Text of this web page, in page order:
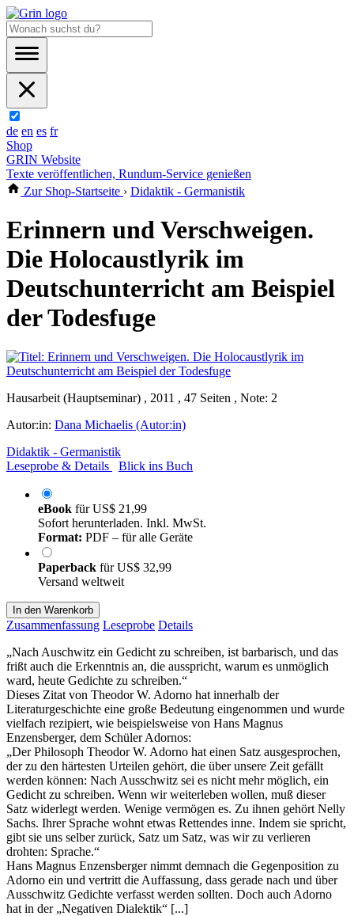
de en es fr
Shop
GRIN Website
Texte veröffentlichen, Rundum-Service genießen
Zur Shop-Startseite › Didaktik - Germanistik
Erinnern und Verschweigen.
Die Holocaustlyrik im
Deutschunterricht am Beispiel
der Todesfuge
Hausarbeit (Hauptseminar) , 2011 , 47 Seiten , Note: 2
Autor:in: Dana Michaelis (Autor:in)
Didaktik - Germanistik
Leseprobe & Details
Blick ins Buch
eBook fürUS$ 21,99
Sofort herunterladen. Inkl. MwSt.
Format: PDF – für alle Geräte
Paperback fürUS$ 32,99
Versand weltweit
In den Warenkorb
Zusammenfassung Leseprobe Details
„Nach Auschwitz ein Gedicht zu schreiben, ist barbarisch, und das
frißt auch die Erkenntnis an, die ausspricht, warum es unmöglich
ward, heute Gedichte zu schreiben.“
Dieses Zitat von Theodor W. Adorno hat innerhalb der
Literaturgeschichte eine große Bedeutung eingenommen und wurde
vielfach rezipiert, wie beispielsweise von Hans Magnus
Enzensberger, dem Schüler Adornos:
„Der Philosoph Theodor W. Adorno hat einen Satz ausgesprochen,
der zu den härtesten Urteilen gehört, die über unsere Zeit gefällt
werden können: Nach Ausschwitz sei es nicht mehr möglich, ein
Gedicht zu schreiben. Wenn wir weiterleben wollen, muß dieser
Satz widerlegt werden. Wenige vermögen es. Zu ihnen gehört Nelly
Sachs. Ihrer Sprache wohnt etwas Rettendes inne. Indem sie spricht,
gibt sie uns selber zurück, Satz um Satz, was wir zu verlieren
drohten: Sprache.“
Hans Magnus Enzensberger nimmt demnach die Gegenposition zu
Adorno ein und vertritt die Auffassung, dass gerade nach und über
Ausschwitz Gedichte verfasst werden sollten. Doch auch Adorno
hat in der „Negativen Dialektik“ [...]